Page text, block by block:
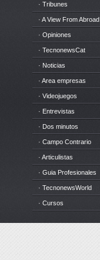
· Tribunes
· A View From Abroad
· Opiniones
· TecnonewsCat
· Noticias
· Area empresas
· Videojuegos
· Entrevistas
· Dos minutos
· Campo Contrario
· Articulistas
· Guia Profesionales
· TecnonewsWorld
· Cursos